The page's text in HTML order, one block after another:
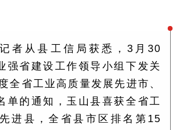
者从县工信局获悉，3月30
强省建设工作领导小组下发关
全省工业高质量发展先进市、
单的通知，玉山县喜获全省工
进县，全省县市区排名第15